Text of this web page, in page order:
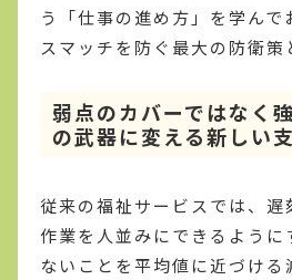
う「仕事の進め方」を学んで
スマッチを防ぐ最大の防衛策
弱点のカバーではなく
の武器に変える新しい
従来の福祉サービスでは、遅
作業を人並みにできるように
ないことを平均値に近づけ